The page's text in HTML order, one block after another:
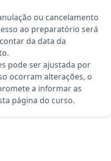
ou cancelamento
ao preparatório será
da data da
pode ser ajustada por
ocorram alterações, o
a informar as
página do curso.